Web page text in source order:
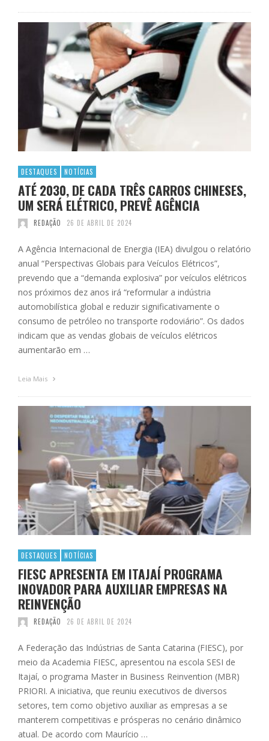
DESTAQUES NOTÍCIAS
ATÉ 2030, DE CADA TRÊS CARROS CHINESES,
UM SERÁ ELÉTRICO, PREVÊ AGÊNCIA
REDAÇÃO 26 DE ABRIL DE 2024
A Agência Internacional de Energia (IEA) divulgou o relatório
anual “Perspectivas Globais para Veículos Elétricos”,
prevendo que a “demanda explosiva” por veículos elétricos
nos próximos dez anos irá “reformular a indústria
automobilística global e reduzir significativamente o
consumo de petróleo no transporte rodoviário”. Os dados
indicam que as vendas globais de veículos elétricos
aumentarão em …
Leia Mais
DESTAQUES NOTÍCIAS
FIESC APRESENTA EM ITAJAÍ PROGRAMA
INOVADOR PARA AUXILIAR EMPRESAS NA
REINVENÇÃO
REDAÇÃO 26 DE ABRIL DE 2024
A Federação das Indústrias de Santa Catarina (FIESC), por
meio da Academia FIESC, apresentou na escola SESI de
Itajaí, o programa Master in Business Reinvention (MBR)
PRIORI. A iniciativa, que reuniu executivos de diversos
setores, tem como objetivo auxiliar as empresas a se
manterem competitivas e prósperas no cenário dinâmico
atual. De acordo com Maurício …